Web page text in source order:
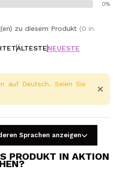
0%
zu diesem Produkt (0 in
ÄLTESTENEUESTE
auf Deutsch. Seien Sie
Sprachen anzeigen
PRODUKT IN AKTION